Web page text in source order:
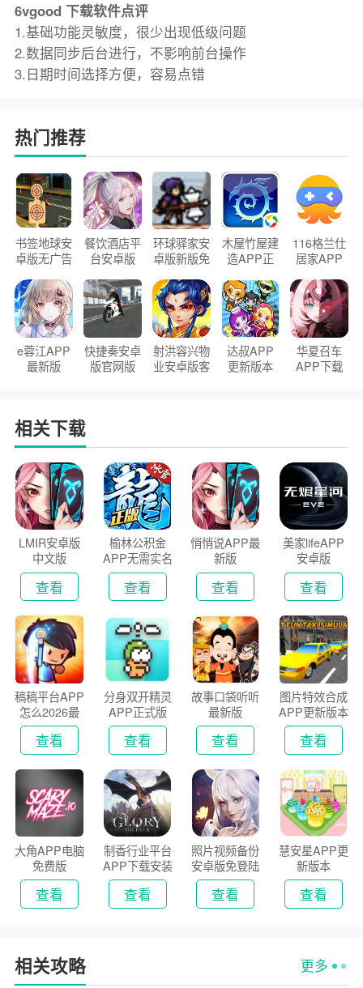
6vgood 下载软件点评
1.基础功能灵敏度，很少出现低级问题
2.数据同步后台进行，不影响前台操作
3.日期时间选择方便，容易点错
热门推荐
书签地球安
卓版无广告
餐饮酒店平
台安卓版
环球驿家安
卓版新版免
木屋竹屋建
造APP正
116格兰仕
居家APP
e蓉江APP
最新版
快捷奏安卓
版官网版
射洪容兴物
业安卓版客
达叔APP
更新版本
华夏召车
APP下载
相关下载
LMIR安卓版
中文版
查看
榆林公积金
APP无需实名
认证版
查看
悄悄说APP最
新版
查看
美家lifeAPP
安卓版
查看
稿稿平台APP
怎么2026最
新版
查看
分身双开精灵
APP正式版
查看
故事口袋听听
最新版
查看
图片特效合成
APP更新版本
2026
查看
大角APP电脑
免费版
查看
制香行业平台
APP下载安装
2026
查看
照片视频备份
安卓版免登陆
版
查看
慧安星APP更
新版本
查看
相关攻略 更多